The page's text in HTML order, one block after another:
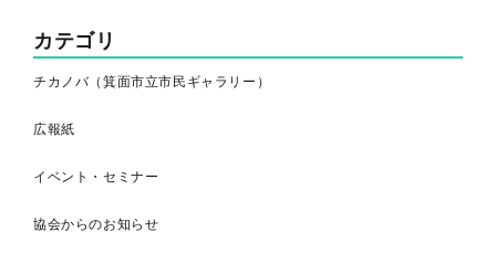
カテゴリ
チカノバ（箕面市立市民ギャラリー）
広報紙
イベント・セミナー
協会からのお知らせ